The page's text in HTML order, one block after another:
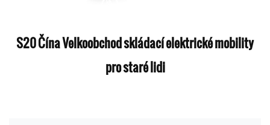
S20 Čína Velkoobchod skládací elektrické mobility
pro staré lidi